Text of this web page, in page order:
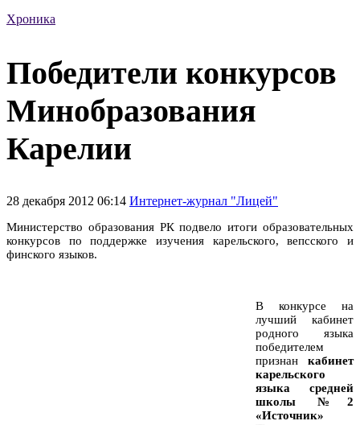
Хроника
Победители конкурсов
Минобразования
Карелии
28 декабря 2012 06:14 Интернет-журнал "Лицей"
Министерство образования РК подвело итоги образовательных
конкурсов по поддержке изучения карельского, вепсского и
финского языков.
В конкурсе на
лучший кабинет
родного языка
победителем
признан кабинет
карельского
языка средней
школы №2
«Источник»